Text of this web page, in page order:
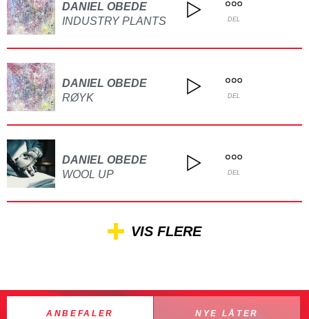
DANIEL OBEDE
INDUSTRY PLANTS
DEL
DANIEL OBEDE
RØYK
DEL
DANIEL OBEDE
WOOL UP
DEL
VIS FLERE
ANBEFALER NYE LÅTER